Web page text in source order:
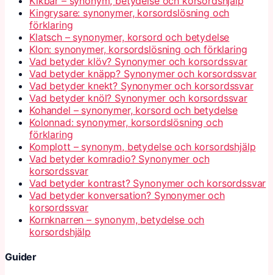
Kingrysare: synonymer, korsordslösning och
förklaring
Klatsch – synonymer, korsord och betydelse
Klon: synonymer, korsordslösning och förklaring
Vad betyder klöv? Synonymer och korsordssvar
Vad betyder knäpp? Synonymer och korsordssvar
Vad betyder knekt? Synonymer och korsordssvar
Vad betyder knöl? Synonymer och korsordssvar
Kohandel – synonymer, korsord och betydelse
Kolonnad: synonymer, korsordslösning och
förklaring
Komplott – synonym, betydelse och korsordshjälp
Vad betyder komradio? Synonymer och
korsordssvar
Vad betyder kontrast? Synonymer och korsordssvar
Vad betyder konversation? Synonymer och
korsordssvar
Kornknarren – synonym, betydelse och
korsordshjälp
Guider